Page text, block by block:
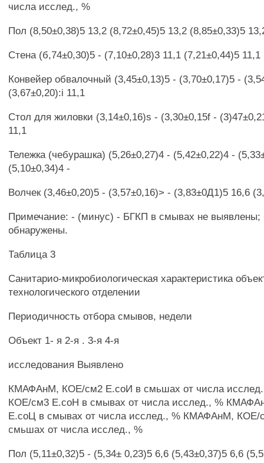
числа исслед., %
Пол (8,50±0,38)5 13,2 (8,72±0,45)5 13,2 (8,85±0,33)5
Стена (б,74±0,30)5 - (7,10±0,28)3 11,1 (7,21±0,44)5
Конвейер обвалочный (3,45±0,13)5 - (3,70±0,17)5 -
(3,67±0,20):i 11,1
Стол для жиловки (3,14±0,16)s - (3,30±0,15f -
11,1
Тележка (чебурашка) (5,26±0,27)4 - (5,42±0,22)4 -
(5,10±0,34)4 -
Волчек (3,46±0,20)5 - (3,57±0,16)> - (3,83±0Д1)5 16,6
Примечание: - (минус) - БГКП в смывах не
обнаружены.
Таблица 3
Санитарио-микробиологическая характеристика
технологического отделении
Периодичность отбора смывов, недели
Объект 1- я 2-я . 3-я 4-я
исследования Выявлено
КМАФАнМ, КОЕ/см2 Е.соИ в смьшах от числа
КОЕ/см3 Е.соН в смывах от числа исслед., %
Е.соЦ в смывах от числа исслед., % КМАФАнМ, КОЕ/
смьшах от числа исслед., %
Пол (5,11±0,32)5 - (5,34± 0,23)5 6,6 (5,43±0,37)5 6,6